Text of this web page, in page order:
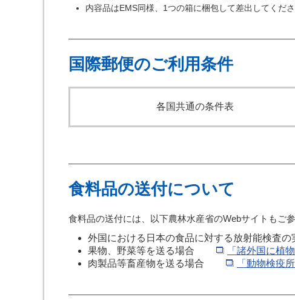
内容品はEMS同様、1つの箱に梱包して差出してくださ
国際郵便のご利用条件
各国共通の条件表
食料品の送付について
食料品の送付には、以下農林水産省のWebサイトもご
外国における日本の食品に対する放射能検査
果物、野菜等を送る場合
「諸外国に植
肉製品等畜産物を送る場合
「動物検疫所